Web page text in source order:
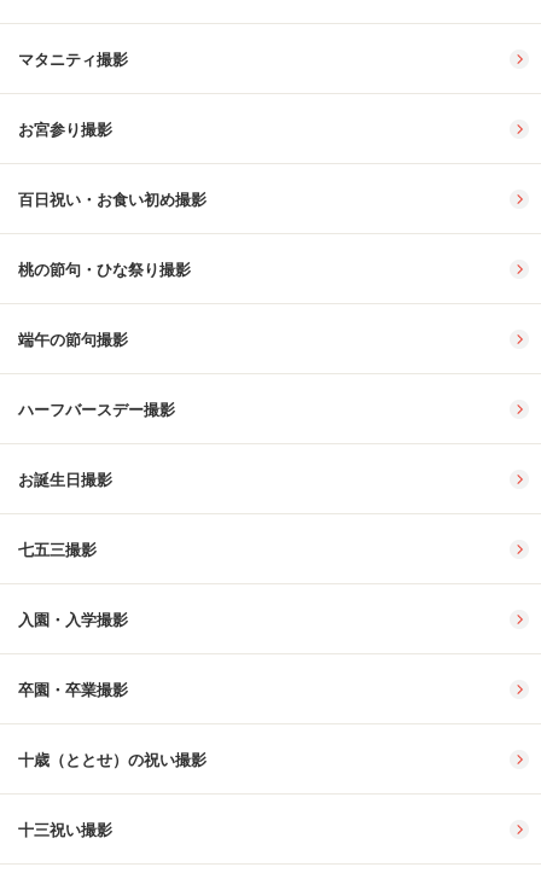
マタニティ撮影
お宮参り撮影
百日祝い・お食い初め撮影
桃の節句・ひな祭り撮影
端午の節句撮影
ハーフバースデー撮影
お誕生日撮影
七五三撮影
入園・入学撮影
卒園・卒業撮影
十歳（ととせ）の祝い撮影
十三祝い撮影